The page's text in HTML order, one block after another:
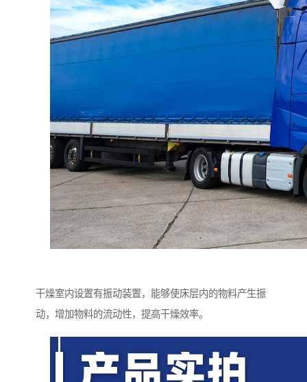
干燥室内设置有振动装置，能够使床层内的物料产生振
动，增加物料的流动性，提高干燥效率。